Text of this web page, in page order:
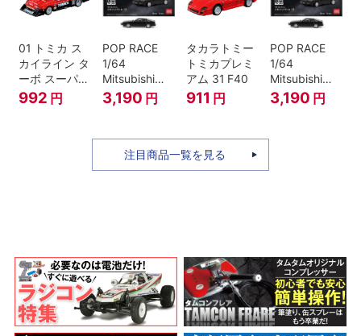
01 トミカ ス
カイライン タ
ーボ スーパー
シルエット
992 円
POP RACE
1/64
Mitsubishi
Starion Black
3,190 円
タカラトミー
トミカプレミ
アム 31 F40
911 円
POP RACE
1/64
Mitsubishi
Starion Black
3,190 円
注目商品一覧を見る